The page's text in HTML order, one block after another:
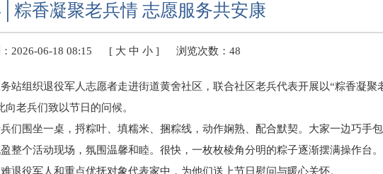
粽香凝聚老兵情 志愿服务共安康
2026-06-18 08:15 [ 大 中 小 ] 浏览次数： 48
站组织退役军人志愿者走进街道黄舍社区，联合社区老兵代表开展以“粽香凝聚
老兵们致以节日的问候。
们围坐一桌，捋粽叶、填糯米、捆粽线，动作娴熟、配合默契。大家一边巧手
整个活动现场，氛围温馨和睦。很快，一枚枚棱角分明的粽子逐渐摆满操作台
退役军人和重点优抚对象代表家中，为他们送上节日慰问与暖心关怀。